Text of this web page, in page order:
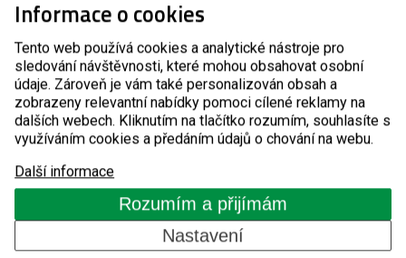
Speedgate turniket DMS128
ZJISTIT VÍCE
Informace o cookies
Tento web používá cookies a analytické nástroje pro
sledování návštěvnosti, které mohou obsahovat osobní
údaje. Zároveň je vám také personalizován obsah a
zobrazeny relevantní nabídky pomoci cílené reklamy na
dalších webech. Kliknutím na tlačítko rozumím, souhlasíte s
využíváním cookies a předáním údajů o chování na webu.
Další informace
Rozumím a přijímám
Nastavení